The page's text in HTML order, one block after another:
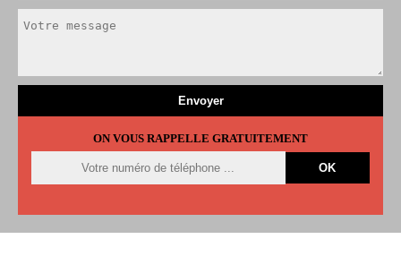
ON VOUS RAPPELLE GRATUITEMENT